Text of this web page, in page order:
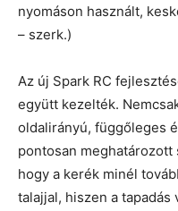
nyomáson használt,
– szerk.)
Az új Spark RC
együtt kezelték.
oldalirányú, függőleges
pontosan
hogy a kerék minél
talajjal, hiszen a